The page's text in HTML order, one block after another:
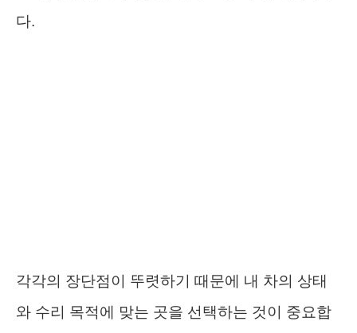
다.
각각의 장단점이 뚜렷하기 때문에 내 차의 상태
와 수리 목적에 맞는 곳을 선택하는 것이 중요합